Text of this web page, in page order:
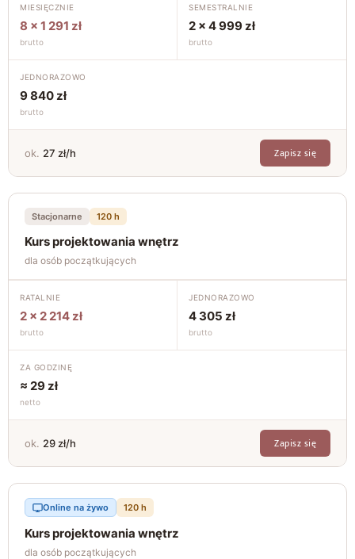
MIESIĘCZNIE
8 × 1 291 zł
brutto
SEMESTRALNIE
2 × 4 999 zł
brutto
JEDNORAZOWO
9 840 zł
brutto
ok. 27 zł/h Zapisz się
Stacjonarne 120 h
Kurs projektowania wnętrz
dla osób początkujących
RATALNIE
2 × 2 214 zł
brutto
JEDNORAZOWO
4 305 zł
brutto
ZA GODZINĘ
≈ 29 zł
netto
ok. 29 zł/h Zapisz się
Online na żywo 120 h
Kurs projektowania wnętrz
dla osób początkujących